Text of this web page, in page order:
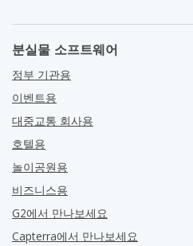
분실물 소프트웨어
정부 기관용
이벤트용
대중교통 회사용
호텔용
놀이공원용
비즈니스용
G2에서 만나보세요
Capterra에서 만나보세요